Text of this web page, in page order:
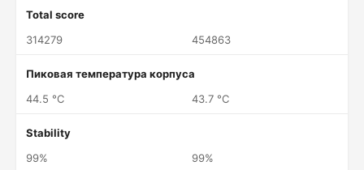
Total score
314279
454863
Пиковая температура корпуса
44.5 °C
43.7 °C
Stability
99%
99%